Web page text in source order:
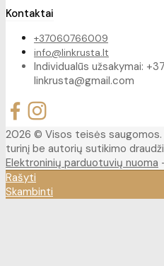
Kontaktai
+37060766009
info@linkrusta.lt
Individualūs užsakymai:
linkrusta@gmail.com
2026 © Visos teisės
turinį be autorių sutikimo
Elektroninių parduotuvių nuoma
Rašyti
Skambinti